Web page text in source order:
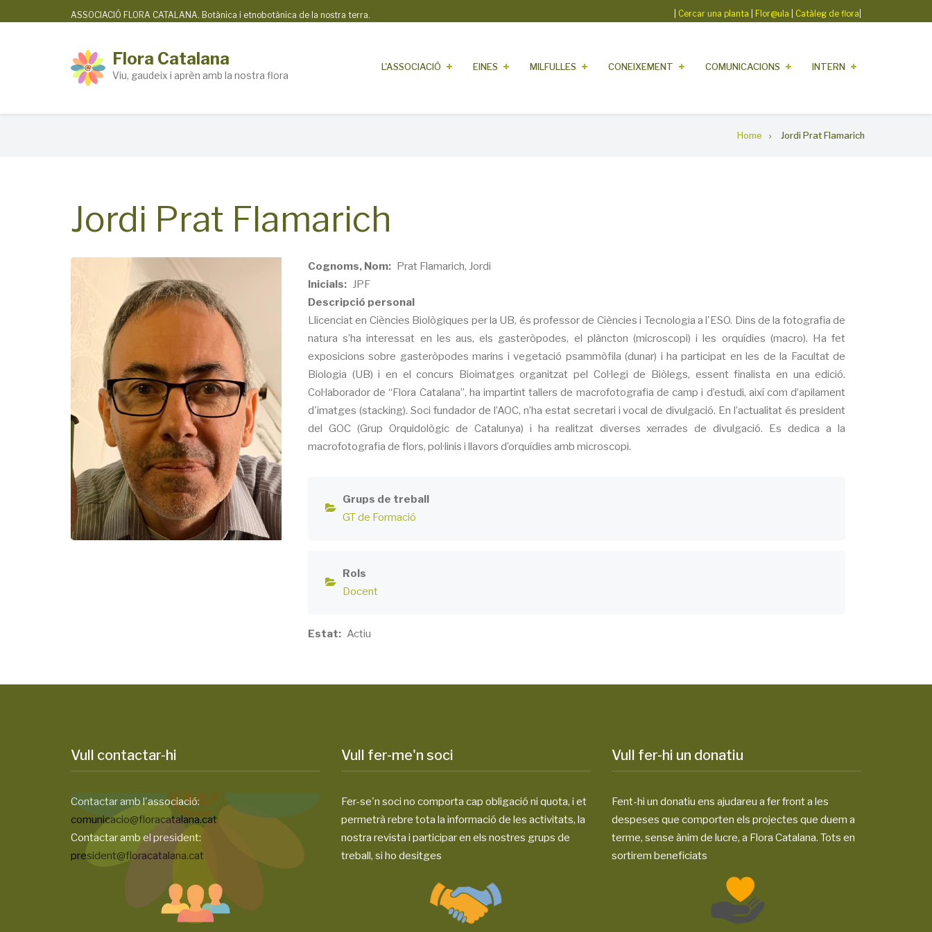
ASSOCIACIÓ FLORA CATALANA. Botànica i etnobotànica de la nostra terra. Cercar una planta Flor@ula Catàleg de flora
Flora Catalana
Viu, gaudeix i aprèn amb la nostra flora
L'ASSOCIACIÓ EINES MILFULLES CONEIXEMENT COMUNICACIONS INTERN
Home Jordi Prat Flamarich
Jordi Prat Flamarich
Cognoms, Nom
Prat Flamarich, Jordi
Inicials
JPF
Descripció personal
Llicenciat en Ciències Biològiques per la UB, és professor de Ciències i Tecnologia a l'ESO. Dins de la fotografia de
natura s’ha interessat en les aus, els gasteròpodes, el plàncton (microscopi) i les orquídies (macro). Ha fet
exposicions sobre gasteròpodes marins i vegetació psammòfila (dunar) i ha participat en les de la Facultat de
Biologia (UB) i en el concurs Bioimatges organitzat pel Col·legi de Biòlegs, essent finalista en una edició.
Col·laborador de “Flora Catalana”, ha impartint tallers de macrofotografia de camp i d’estudi, així com d’apilament
d'imatges (stacking). Soci fundador de l’AOC, n’ha estat secretari i vocal de divulgació. En l’actualitat és president
del GOC (Grup Orquidològic de Catalunya) i ha realitzat diverses xerrades de divulgació. Es dedica a la
macrofotografia de flors, pol·linis i llavors d’orquídies amb microscopi.
Grups de treball
GT de Formació
Rols
Docent
Estat Actiu
Vull contactar-hi
Contactar amb l'associació:
comunicacio@floracatalana.cat
Contactar amb el president:
president@floracatalana.cat
Vull fer-me'n soci
Fer-se'n soci no comporta cap obligació ni quota, i et
permetrà rebre tota la informació de les activitats, la
nostra revista i participar en els nostres grups de
treball, si ho desitges
Vull fer-hi un donatiu
Fent-hi un donatiu ens ajudareu a fer front a les
despeses que comporten els projectes que duem a
terme, sense ànim de lucre, a Flora Catalana. Tots en
sortirem beneficiats